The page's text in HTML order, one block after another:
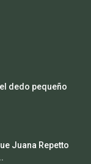
dedo pequeño
Juana Repetto